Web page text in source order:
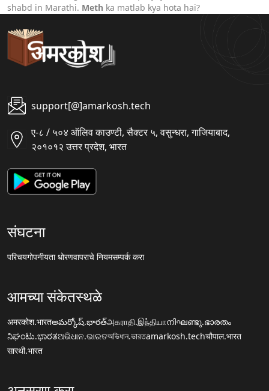
shabd in Marathi. Meth ka matlab kya hota hai?
support[@]amarkosh.tech
ए-८ / ५०४ ऑलिव काउण्टी, सैक्टर ५, वसुन्धरा, गाजियाबाद,
२०१०१२ उत्तर प्रदेश, भारत
संघटना
परिचयगोपनीयता धोरणवापराचे नियमसम्पर्क करा
आमच्या संकेतस्थळे
अमरकोश.भारतఅమర్కోష్.భారత్அகராதி.இந்தியாനിഘണ്ടു.ഭാരതം
ನಿಘಂಟು.ಭಾರತଅଭିଧାନ.ଭାରତঅভিধান.ভারতamarkosh.techचौपाल.भारत
सारथी.भारत